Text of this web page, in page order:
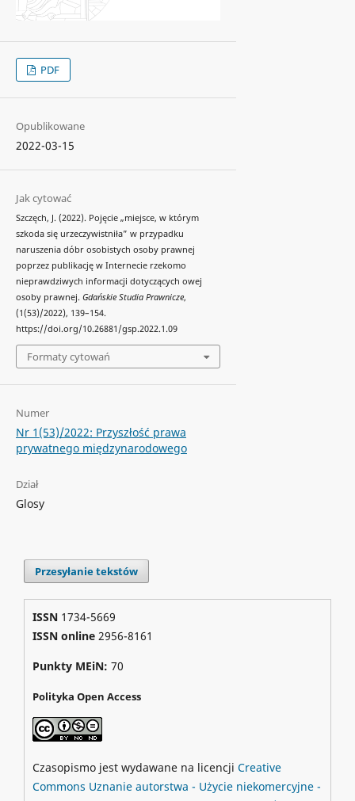
PDF
Opublikowane
2022-03-15
Jak cytować
Szczęch, J. (2022). Pojęcie „miejsce, w którym
szkoda się urzeczywistniła” w przypadku
naruszenia dóbr osobistych osoby prawnej
poprzez publikację w Internecie rzekomo
nieprawdziwych informacji dotyczących owej
osoby prawnej. Gdańskie Studia Prawnicze,
(1(53)/2022), 139–154.
https://doi.org/10.26881/gsp.2022.1.09
Formaty cytowań
Numer
Nr 1(53)/2022: Przyszłość prawa
prywatnego międzynarodowego
Dział
Glosy
Przesyłanie tekstów
ISSN 1734-5669
ISSN online2956-8161
Punkty MEiN: 70
Polityka Open Access
Czasopismo jest wydawane na licencji Creative
Commons Uznanie autorstwa - Użycie niekomercyjne -